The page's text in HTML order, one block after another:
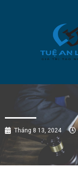
Tháng 8 13, 2024